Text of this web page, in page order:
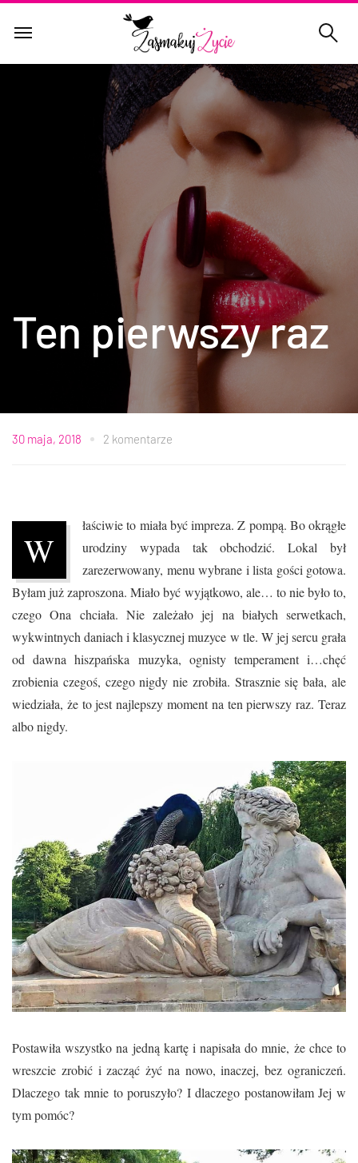
Ten pierwszy raz
30 maja, 2018 2 komentarze
W
łaściwie to miała być impreza. Z pompą. Bo okrągłe
urodziny wypada tak obchodzić. Lokal był
zarezerwowany, menu wybrane i lista gości gotowa.
Byłam już zaproszona. Miało być wyjątkowo, ale… to nie było to,
czego Ona chciała. Nie zależało jej na białych serwetkach,
wykwintnych daniach i klasycznej muzyce w tle. W jej sercu grała
od dawna hiszpańska muzyka, ognisty temperament i…chęć
zrobienia czegoś, czego nigdy nie zrobiła. Strasznie się bała, ale
wiedziała, że to jest najlepszy moment na ten pierwszy raz. Teraz
albo nigdy.
Postawiła wszystko na jedną kartę i napisała do mnie, że chce to
wreszcie zrobić i zacząć żyć na nowo, inaczej, bez ograniczeń.
Dlaczego tak mnie to poruszyło? I dlaczego postanowiłam Jej w
tym pomóc?